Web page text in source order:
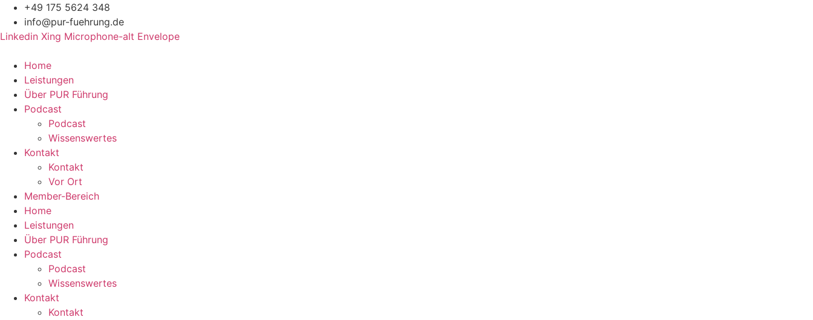
Zum
Inhalt
springen
+49 175 5624 348
info@pur-fuehrung.de
Linkedin Xing Microphone-alt Envelope
Home
Leistungen
Über PUR Führung
Podcast
Podcast
Wissenswertes
Kontakt
Kontakt
Vor Ort
Member-Bereich
Home
Leistungen
Über PUR Führung
Podcast
Podcast
Wissenswertes
Kontakt
Kontakt